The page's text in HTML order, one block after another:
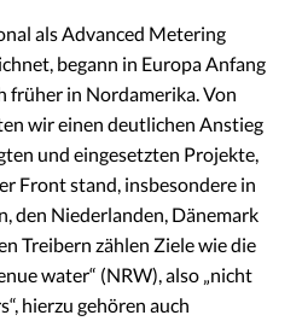
als Advanced Metering
begann in Europa Anfang
früher in Nordamerika. Von
wir einen deutlichen Anstieg
und eingesetzten Projekte,
Front stand, insbesondere in
den Niederlanden, Dänemark
Treibern zählen Ziele wie die
water“ (NRW), also „nicht
hierzu gehören auch